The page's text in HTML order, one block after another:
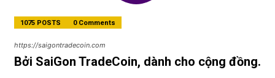
1075 POSTS 0 Comments
https://saigontradecoin.com
Bởi SaiGon TradeCoin, dành cho cộng đồng.